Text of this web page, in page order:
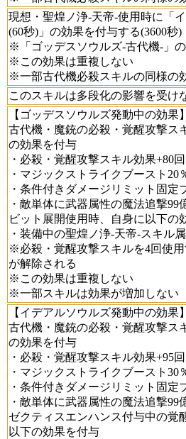
現想・聖煌ノ浄-天帝-使用時に「
(60秒)」の効果を付与する(3600秒)
※「ゴッデスソウルズ-古代機-」
※この効果は重複しない
※一部古代機必殺スキルの同様の
このスキルは多段化の影響を受け
【ゴッデスソウルズ発動中の効果】
古代機・魔銃の必殺・覚醒攻撃ス
の効果を付与
・必殺・覚醒攻撃スキル効果+80回
・マジックストライクブースト20
・条件付きダメージリミット固定
・敵単体に武器属性の魔法追撃99
ビット展開使用時、自身に以下の
・装備中の聖煌ノ浄-天帝-スキル
※必殺・覚醒攻撃スキルを4回使
が解除される
※この効果は重複しない
※一部スキルは効果が増加しない
【イデアルソウルズ発動中の効果】
古代機・魔銃の必殺・覚醒攻撃ス
の効果を付与
・必殺・覚醒攻撃スキル効果+95回
・マジックストライクブースト30
・条件付きダメージリミット固定
・敵単体に武器属性の魔法追撃99
ゼクティスエンハンス付与中の覚
以下の効果を付与